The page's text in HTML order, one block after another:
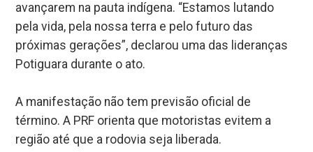
avançarem na pauta indígena. “Estamos lutando
pela vida, pela nossa terra e pelo futuro das
próximas gerações”, declarou uma das lideranças
Potiguara durante o ato.
A manifestação não tem previsão oficial de
término. A PRF orienta que motoristas evitem a
região até que a rodovia seja liberada.